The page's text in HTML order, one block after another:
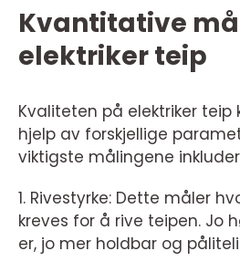
Kvantitative
elektriker teip
Kvaliteten på elektriker teip
hjelp av forskjellige
viktigste målingene
1. Rivestyrke: Dette måler
kreves for å rive teipen. Jo
er, jo mer holdbar og